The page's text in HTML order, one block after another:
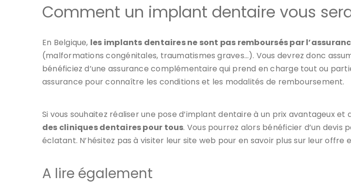
Comment un implant dentaire vous
En Belgique, les implants dentaires ne sont pas remboursés par
(malformations congénitales, traumatismes graves…). Vous devrez donc
bénéficiez d’une assurance complémentaire qui prend en charge tout ou
assurance pour connaître les conditions et les modalités de remboursement.
Si vous souhaitez réaliser une pose d’implant dentaire à un prix avantageux
des cliniques dentaires pour tous. Vous pourrez alors bénéficier d’un devis
éclatant. N’hésitez pas à visiter leur site web pour en savoir plus sur leur offre
A lire également